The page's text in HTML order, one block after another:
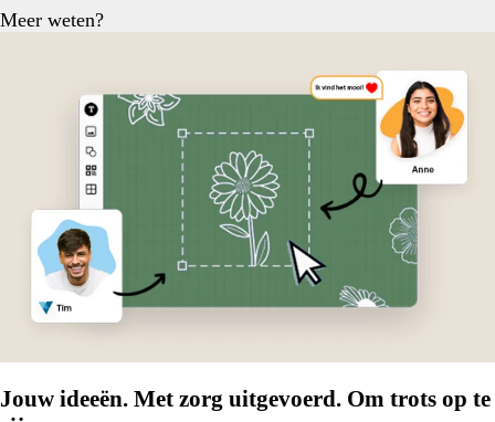
Meer weten?
Jouw ideeën. Met zorg uitgevoerd. Om trots op te